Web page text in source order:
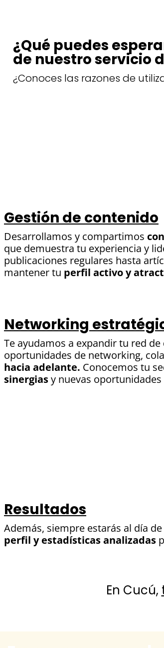
¿Qué puedes
de nuestro servicio
¿Conoces las razones de
Gestión de contenido
Desarrollamos y compartimos
que demuestra tu experiencia y
publicaciones regulares hasta
mantener tu perfil activo y
Networking
Te ayudamos a expandir tu red
oportunidades de networking,
hacia adelante. Conocemos tu
sinergiasy nuevas oportunidades
Resultados
Además, siempre estarás al día
perfil y estadísticas analizadas
En Cucú,